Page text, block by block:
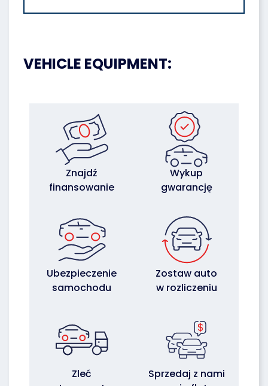
VEHICLE EQUIPMENT:
Znajdź
finansowanie
Wykup
gwarancję
Ubezpieczenie
samochodu
Zostaw auto
w rozliczeniu
Zleć
Sprzedaj z nami